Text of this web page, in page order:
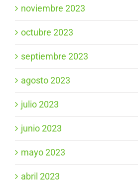
noviembre 2023
octubre 2023
septiembre 2023
agosto 2023
julio 2023
junio 2023
mayo 2023
abril 2023